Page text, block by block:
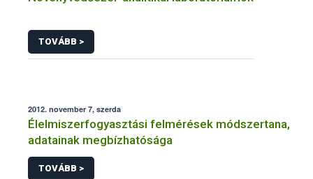
TOVÁBB >
2012. november 7, szerda
Élelmiszerfogyasztási felmérések módszertana,
adatainak megbízhatósága
TOVÁBB >